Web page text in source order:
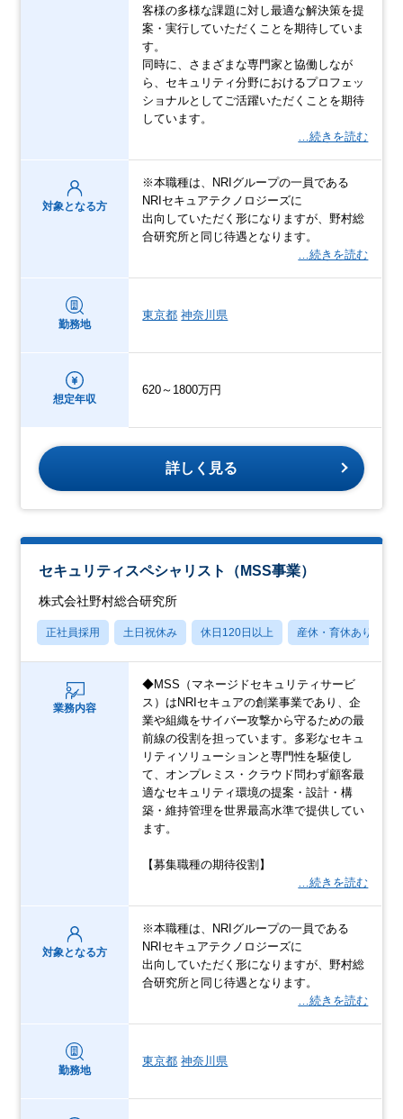
客様の多様な課題に対し最適な解決策を提
案・実行していただくことを期待していま
す。
同時に、さまざまな専門家と協働しなが
ら、セキュリティ分野におけるプロフェッ
ショナルとしてご活躍いただくことを期待
しています。
…続きを読む
対象となる方
※本職種は、NRIグループの一員である
NRIセキュアテクノロジーズに
出向していただく形になりますが、野村総
合研究所と同じ待遇となります。
…続きを読む
勤務地
東京都 神奈川県
想定年収
620～1800万円
詳しく見る
セキュリティスペシャリスト（MSS事業）
株式会社野村総合研究所
正社員採用 土日祝休み 休日120日以上 産休・育休あり
業務内容
◆MSS（マネージドセキュリティサービ
ス）はNRIセキュアの創業事業であり、企
業や組織をサイバー攻撃から守るための最
前線の役割を担っています。多彩なセキュ
リティソリューションと専門性を駆使し
て、オンプレミス・クラウド問わず顧客最
適なセキュリティ環境の提案・設計・構
築・維持管理を世界最高水準で提供してい
ます。
【募集職種の期待役割】
…続きを読む
対象となる方
※本職種は、NRIグループの一員である
NRIセキュアテクノロジーズに
出向していただく形になりますが、野村総
合研究所と同じ待遇となります。
…続きを読む
勤務地
東京都 神奈川県